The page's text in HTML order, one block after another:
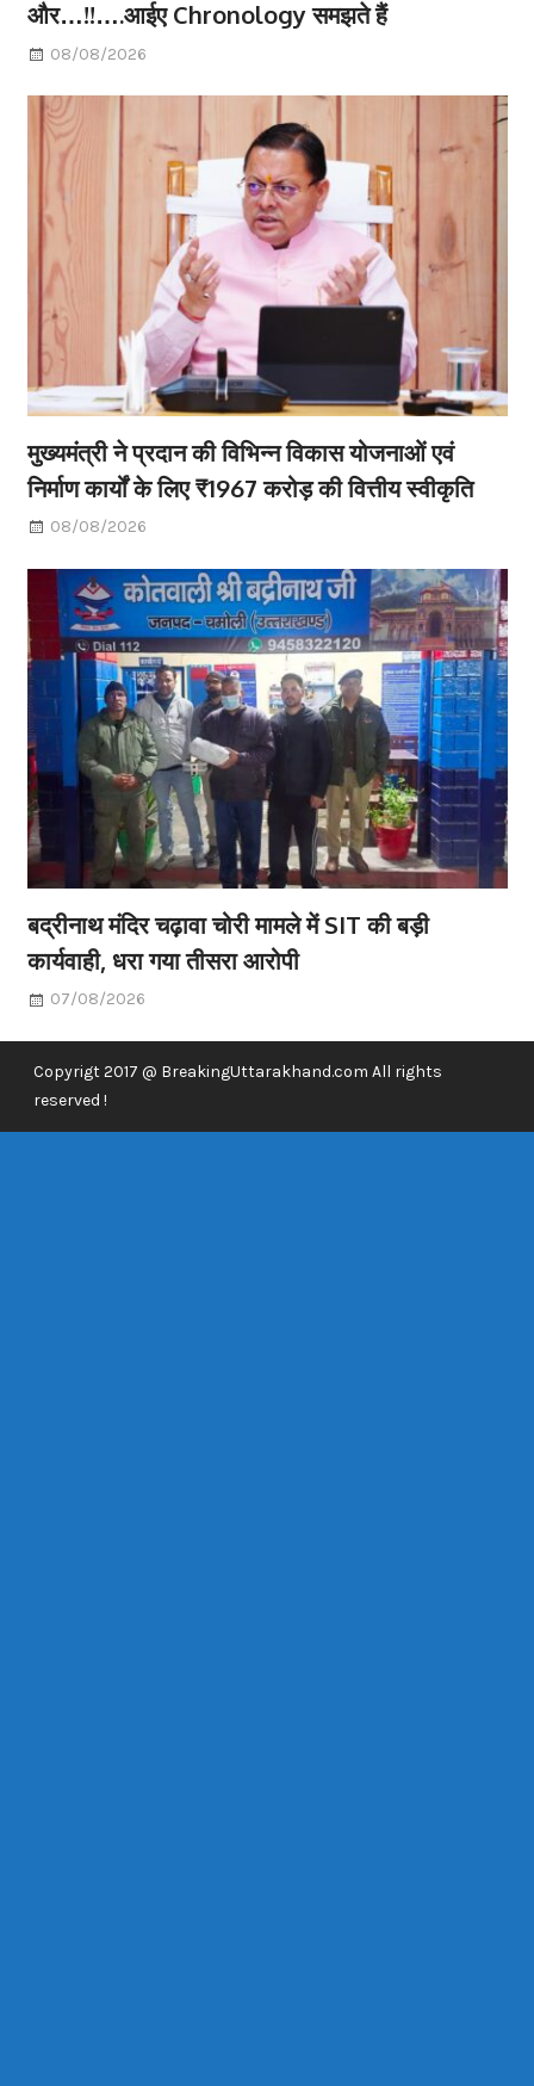
और…!!….आईए Chronology समझते हैं
08/08/2026
मुख्यमंत्री ने प्रदान की विभिन्न विकास योजनाओं एवं
निर्माण कार्यों के लिए ₹1967 करोड़ की वित्तीय स्वीकृति
08/08/2026
बद्रीनाथ मंदिर चढ़ावा चोरी मामले में SIT की बड़ी
कार्यवाही, धरा गया तीसरा आरोपी
07/08/2026
Copyrigt 2017 @ BreakingUttarakhand.com All rights
reserved !